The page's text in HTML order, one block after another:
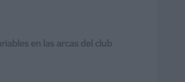
en las arcas del club